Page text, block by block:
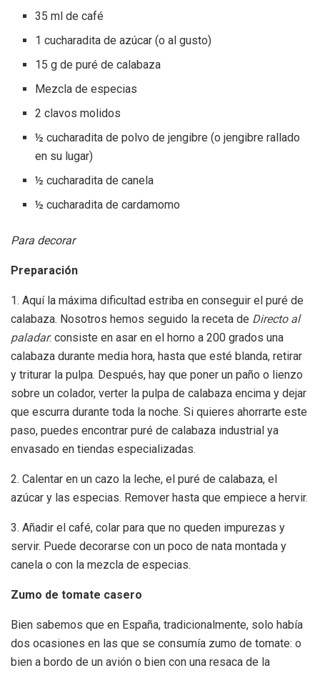
35 ml de café
1 cucharadita de azúcar (o al gusto)
15 g de puré de calabaza
Mezcla de especias
2 clavos molidos
½ cucharadita de polvo de jengibre (o jengibre rallado
en su lugar)
½ cucharadita de canela
½ cucharadita de cardamomo
Para decorar
Preparación
1. Aquí la máxima dificultad estriba en conseguir el puré de
calabaza. Nosotros hemos seguido la receta de Directo al
paladar: consiste en asar en el horno a 200 grados una
calabaza durante media hora, hasta que esté blanda, retirar
y triturar la pulpa. Después, hay que poner un paño o lienzo
sobre un colador, verter la pulpa de calabaza encima y dejar
que escurra durante toda la noche. Si quieres ahorrarte este
paso, puedes encontrar puré de calabaza industrial ya
envasado en tiendas especializadas.
2. Calentar en un cazo la leche, el puré de calabaza, el
azúcar y las especias. Remover hasta que empiece a hervir.
3. Añadir el café, colar para que no queden impurezas y
servir. Puede decorarse con un poco de nata montada y
canela o con la mezcla de especias.
Zumo de tomate casero
Bien sabemos que en España, tradicionalmente, solo había
dos ocasiones en las que se consumía zumo de tomate: o
bien a bordo de un avión o bien con una resaca de la